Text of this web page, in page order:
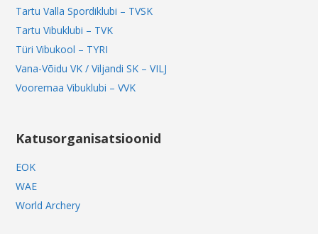
Tartu Valla Spordiklubi – TVSK
Tartu Vibuklubi – TVK
Türi Vibukool – TYRI
Vana-Võidu VK / Viljandi SK – VILJ
Vooremaa Vibuklubi – VVK
Katusorganisatsioonid
EOK
WAE
World Archery